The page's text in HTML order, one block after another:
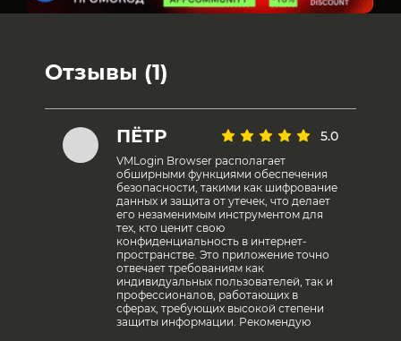
Отзывы (1)
ПЁТР 5.0
VMLogin Browser располагает
обширными функциями обеспечения
безопасности, такими как шифрование
данных и защита от утечек, что делает
его незаменимым инструментом для
тех, кто ценит свою
конфиденциальность в интернет-
пространстве. Это приложение точно
отвечает требованиям как
индивидуальных пользователей, так и
профессионалов, работающих в
сферах, требующих высокой степени
защиты информации. Рекомендую